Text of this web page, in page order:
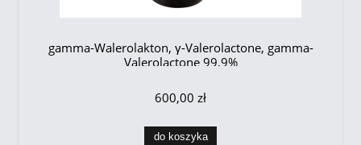
gamma-Walerolakton, γ-Valerolactone, gamma-
Valerolactone 99,9%
600,00 zł
do koszyka